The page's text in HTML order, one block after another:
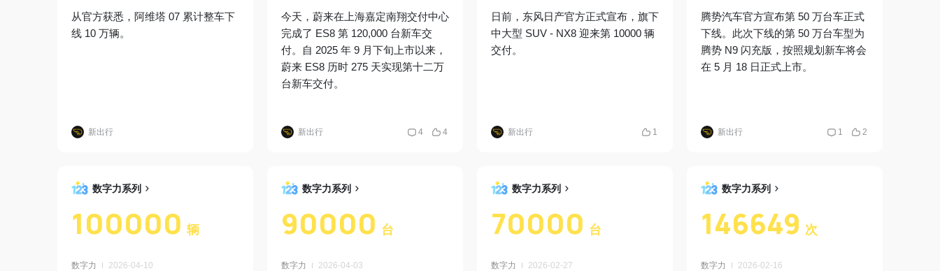
从官方获悉，阿维塔 07 累计整车下
线 10 万辆。
新出行
今天，蔚来在上海嘉定南翔交付中心
完成了 ES8 第 120,000 台新车交
付。自 2025 年 9 月下旬上市以来，
蔚来 ES8 历时 275 天实现第十二万
台新车交付。
新出行 4 4
日前，东风日产官方正式宣布，旗下
中大型 SUV - NX8 迎来第 10000 辆
交付。
新出行 1
腾势汽车官方宣布第 50 万台车正式
下线。此次下线的第 50 万台车型为
腾势 N9 闪充版，按照规划新车将会
在 5 月 18 日正式上市。
新出行 1 2
数字力系列
100000 辆
数字力 2026-04-10
数字力系列
90000 台
数字力 2026-04-03
数字力系列
70000 台
数字力 2026-02-27
数字力系列
146649 次
数字力 2026-02-16